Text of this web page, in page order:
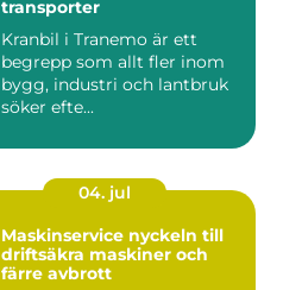
transporter
Kranbil i Tranemo är ett
begrepp som allt fler inom
bygg, industri och lantbruk
söker efte...
04. jul
Maskinservice nyckeln till
driftsäkra maskiner och
färre avbrott